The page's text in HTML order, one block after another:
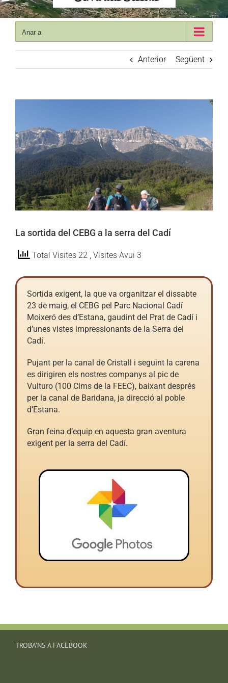
Anar a
Anterior Següent
Image
La sortida del CEBG a la serra del Cadí
Total Visites 22 , Visites Avui 3
Sortida exigent, la que va organitzar el dissabte
23 de maig, el CEBG pel Parc Nacional Cadí
Moixeró des d’Estana, gaudint del Prat de Cadí i
d’unes vistes impressionants de la Serra del
Cadí.
Pujant per la canal de Cristall i seguint la carena
es dirigiren els nostres companys al pic de
Vulturo (100 Cims de la FEEC), baixant després
per la canal de Baridana, ja direcció al poble
d’Estana.
Gran feina d’equip en aquesta gran aventura
exigent per la serra del Cadí.
TROBA’NS A FACEBOOK